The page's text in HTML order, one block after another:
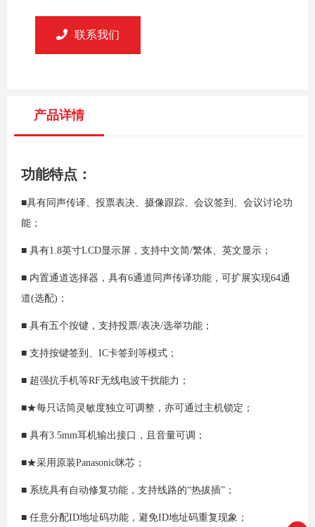
联系我们
产品详情
功能特点：
■具有同声传译、投票表决、摄像跟踪、会议签到、会议讨论功
能；
■ 具有1.8英寸LCD显示屏，支持中文简/繁体、英文显示；
■ 内置通道选择器，具有6通道同声传译功能，可扩展实现64通
道(选配)；
■ 具有五个按键，支持投票/表决/选举功能；
■ 支持按键签到、IC卡签到等模式；
■ 超强抗手机等RF无线电波干扰能力；
■★每只话筒灵敏度独立可调整，亦可通过主机锁定；
■ 具有3.5mm耳机输出接口，且音量可调；
■★采用原装Panasonic咪芯；
■ 系统具有自动修复功能，支持线路的“热拔插”；
■ 任意分配ID地址码功能，避免ID地址码重复现象；